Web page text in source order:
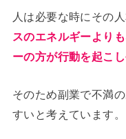
人は必要な時にその
スのエネルギーより
ーの方が行動を起こし
そのため副業で不満
すいと考えています。